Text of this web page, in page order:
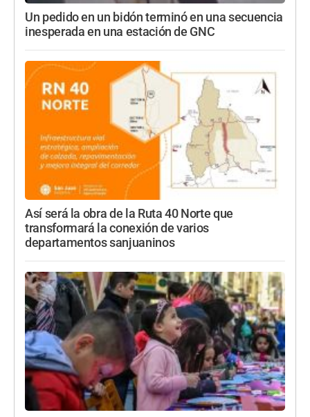
Un pedido en un bidón terminó en una secuencia
inesperada en una estación de GNC
Así será la obra de la Ruta 40 Norte que
transformará la conexión de varios
departamentos sanjuaninos